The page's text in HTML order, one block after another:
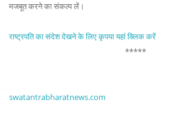
मजबूत करने का संकल्प लें।
राष्ट्रपति का संदेश देखने के लिए कृपया यहां क्लिक करें
*****
swatantrabharatnews.com